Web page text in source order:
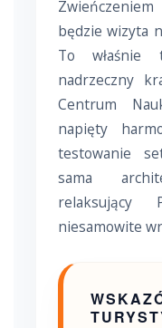
będzie wizyta
To właśnie
nadrzeczny
Centrum
napięty
testowanie
sama
relaksujący
niesamowite